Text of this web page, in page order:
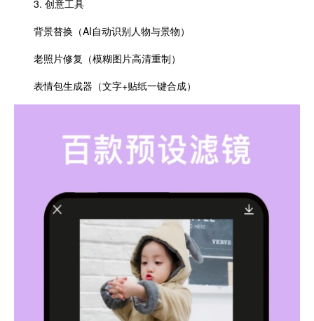
3. 创意工具
背景替换（AI自动识别人物与景物）
老照片修复（模糊图片高清重制）
表情包生成器（文字+贴纸一键合成）